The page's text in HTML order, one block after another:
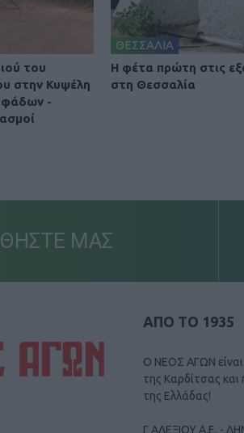
του
στην Κυψέλη
-
ΘΕΣΣΑΛΙΑ
Η φέτα πρώτη στις
στη Θεσσαλία
ΜΑΣ
ΑΠΟ ΤΟ 1935
Ο ΝΕΟΣ ΑΓΩΝ είναι
της Καρδίτσας
της Ελλάδας!
Γ ΑΛΕΞΙΟΥ Α.Ε. -